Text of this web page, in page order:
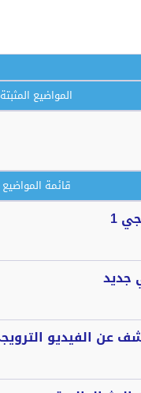
المواضيع المثبتة
قائمة المواضيع